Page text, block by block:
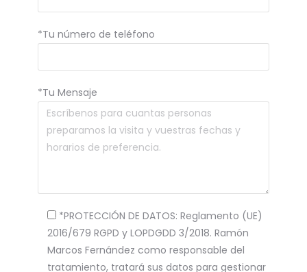
*Tu número de teléfono
*Tu Mensaje
*PROTECCIÓN DE DATOS: Reglamento (UE)
2016/679 RGPD y LOPDGDD 3/2018. Ramón
Marcos Fernández como responsable del
tratamiento, tratará sus datos para gestionar